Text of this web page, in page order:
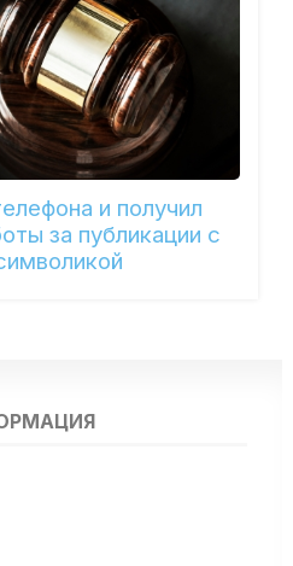
и получил
за публикации с